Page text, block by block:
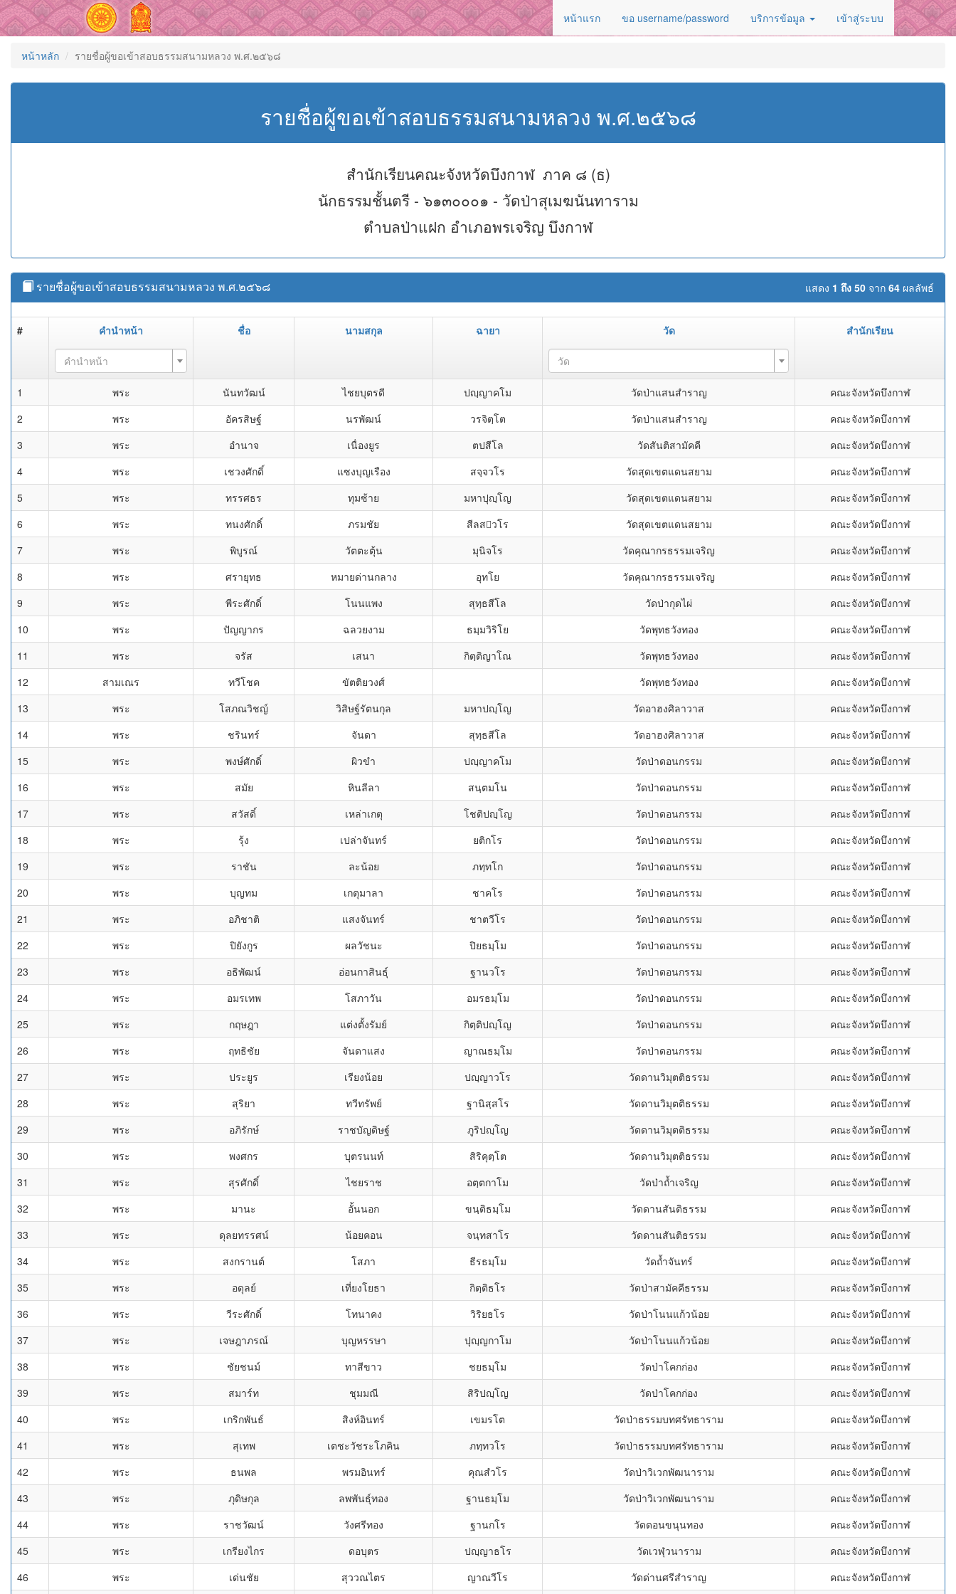
หน้าแรก ขอ username/password บริการข้อมูล เข้าสู่ระบบ
หน้าหลัก รายชื่อผู้ขอเข้าสอบธรรมสนามหลวง พ.ศ.๒๕๖๘
รายชื่อผู้ขอเข้าสอบธรรมสนามหลวง พ.ศ.๒๕๖๘
สำนักเรียนคณะจังหวัดบึงกาฬ ภาค ๘ (ธ)
นักธรรมชั้นตรี - ๖๑๓๐๐๐๑ - วัดป่าสุเมฆนันทาราม
ตำบลป่าแฝก อำเภอพรเจริญ บึงกาฬ
แสดง 1 ถึง 50 จาก 64 ผลลัพธ์
รายชื่อผู้ขอเข้าสอบธรรมสนามหลวง พ.ศ.๒๕๖๘
# คำนำหน้า ชื่อ นามสกุล ฉายา วัด สำนักเรียน
คำนำหน้า วัด
1 พระ นันทวัฒน์ ไชยบุตรดี ปญฺญาคโม วัดป่าแสนสำราญ
คณะจังหวัดบึงกาฬ
2
พระ อัครสิษฐ์ นรพัฒน์ วรจิตฺโต วัดป่าแสนสำราญ
คณะจังหวัดบึงกาฬ
3
พระ อำนาจ เนื่องยูร ตปสีโล วัดสันติสามัคคี
คณะจังหวัดบึงกาฬ
4
พระ เชวงศักดิ์ แซงบุญเรือง สจฺจวโร วัดสุดเขตแดนสยาม
คณะจังหวัดบึงกาฬ
5
พระ ทรรศธร ทุมซ้าย มหาปุญฺโญ วัดสุดเขตแดนสยาม
คณะจังหวัดบึงกาฬ
6
พระ ทนงศักดิ์ ภรมชัย สีลสวโร วัดสุดเขตแดนสยาม
คณะจังหวัดบึงกาฬ
7
พระ พิบูรณ์ วัตตะตุ้น มุนิจโร วัดคุณากรธรรมเจริญ
คณะจังหวัดบึงกาฬ
8
พระ ศรายุทธ หมายด่านกลาง อุทโย วัดคุณากรธรรมเจริญ
คณะจังหวัดบึงกาฬ
9
พระ พีระศักดิ์ โนนแพง สุทฺธสีโล วัดป่ากุดไผ่
คณะจังหวัดบึงกาฬ
10
พระ ปัญญากร ฉลวยงาม ธมฺมวิริโย วัดพุทธวังทอง
คณะจังหวัดบึงกาฬ
11
พระ จรัส เสนา กิตฺติญาโณ วัดพุทธวังทอง
คณะจังหวัดบึงกาฬ
12
สามเณร ทวีโชค ขัตติยวงศ์ วัดพุทธวังทอง
คณะจังหวัดบึงกาฬ
13
พระ โสภณวิชญ์ วิสิษฐ์รัตนกุล มหาปญฺโญ วัดอาฮงศิลาวาส
คณะจังหวัดบึงกาฬ
14
พระ ชรินทร์ จันดา สุทฺธสีโล วัดอาฮงศิลาวาส
คณะจังหวัดบึงกาฬ
15
พระ พงษ์ศักดิ์ ผิวขำ ปญฺญาคโม วัดป่าดอนกรรม
คณะจังหวัดบึงกาฬ
16
พระ สมัย หินลีลา สนฺตมโน วัดป่าดอนกรรม
คณะจังหวัดบึงกาฬ
17
พระ สวัสดิ์ เหล่าเกตุ โชติปญฺโญ วัดป่าดอนกรรม
คณะจังหวัดบึงกาฬ
18
พระ รุ้ง เปล่าจันทร์ ยติกโร วัดป่าดอนกรรม
คณะจังหวัดบึงกาฬ
19
พระ ราชัน ละน้อย ภทฺทโก วัดป่าดอนกรรม
คณะจังหวัดบึงกาฬ
20
พระ บุญทม เกตุมาลา ชาคโร วัดป่าดอนกรรม
คณะจังหวัดบึงกาฬ
21
พระ อภิชาติ แสงจันทร์ ชาตวีโร วัดป่าดอนกรรม
คณะจังหวัดบึงกาฬ
22
พระ ปิยังกูร ผลวัชนะ ปิยธมฺโม วัดป่าดอนกรรม
คณะจังหวัดบึงกาฬ
23
พระ อธิพัฒน์ อ่อนกาสินธุ์ ฐานวโร วัดป่าดอนกรรม
คณะจังหวัดบึงกาฬ
24
พระ อมรเทพ โสภาวัน อมรธมฺโม วัดป่าดอนกรรม
คณะจังหวัดบึงกาฬ
25
พระ กฤษฎา แต่งตั้งรัมย์ กิตฺติปญฺโญ วัดป่าดอนกรรม
คณะจังหวัดบึงกาฬ
26
พระ ฤทธิชัย จันดาแสง ญาณธมฺโม วัดป่าดอนกรรม
คณะจังหวัดบึงกาฬ
27
พระ ประยูร เรียงน้อย ปญฺญาวโร วัดดานวิมุตติธรรม
คณะจังหวัดบึงกาฬ
28
พระ สุริยา ทวีทรัพย์ ฐานิสฺสโร วัดดานวิมุตติธรรม
คณะจังหวัดบึงกาฬ
29
พระ อภิรักษ์ ราชบัญดิษฐ์ ภูริปญฺโญ วัดดานวิมุตติธรรม
คณะจังหวัดบึงกาฬ
30
พระ พงศกร บุตรนนท์ สิริคุตฺโต วัดดานวิมุตติธรรม
คณะจังหวัดบึงกาฬ
31
พระ สุรศักดิ์ ไชยราช อตฺตกาโม วัดป่าถ้ำเจริญ
คณะจังหวัดบึงกาฬ
32
พระ มานะ อั้นนอก ขนฺติธมฺโม วัดดานสันติธรรม
คณะจังหวัดบึงกาฬ
33
พระ ดุลยทรรศน์ น้อยคอน จนฺทสาโร วัดดานสันติธรรม
คณะจังหวัดบึงกาฬ
34
พระ สงกรานต์ โสภา ธีรธมฺโม วัดถ้ำจันทร์
คณะจังหวัดบึงกาฬ
35
พระ อดุลย์ เที่ยงโยธา กิตฺติธโร วัดป่าสามัคคีธรรม
คณะจังหวัดบึงกาฬ
36
พระ วีระศักดิ์ โทนาคง วิริยธโร วัดป่าโนนแก้วน้อย
คณะจังหวัดบึงกาฬ
37
พระ เจษฎาภรณ์ บุญหรรษา ปุญฺญกาโม วัดป่าโนนแก้วน้อย
คณะจังหวัดบึงกาฬ
38
พระ ชัยชนม์ ทาสีขาว ชยธมฺโม วัดป่าโคกก่อง
คณะจังหวัดบึงกาฬ
39
พระ สมาร์ท ชุมมณี สิริปญฺโญ วัดป่าโคกก่อง
คณะจังหวัดบึงกาฬ
40
พระ เกริกพันธ์ สิงห์อินทร์ เขมรโต วัดป่าธรรมบทศรัทธาราม
คณะจังหวัดบึงกาฬ
41
พระ สุเทพ เตชะวัชระโภคิน ภทฺทวโร วัดป่าธรรมบทศรัทธาราม
คณะจังหวัดบึงกาฬ
42
พระ ธนพล พรมอินทร์ คุณสํวโร วัดป่าวิเวกพัฒนาราม
คณะจังหวัดบึงกาฬ
43
พระ ภุดิษกุล ลพพันธุ์ทอง ฐานธมฺโม วัดป่าวิเวกพัฒนาราม
คณะจังหวัดบึงกาฬ
44
พระ ราชวัฒน์ วังศรีทอง ฐานกโร วัดดอนขนุนทอง
คณะจังหวัดบึงกาฬ
45
พระ เกรียงไกร ดอบุตร ปญฺญาธโร วัดเวฬุวนาราม
คณะจังหวัดบึงกาฬ
46
พระ เด่นชัย สุววณไตร ญาณวีโร วัดด่านศรีสำราญ คณะจังหวัดบึงกาฬ